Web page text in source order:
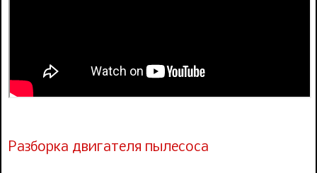
Разборка двигателя пылесоса